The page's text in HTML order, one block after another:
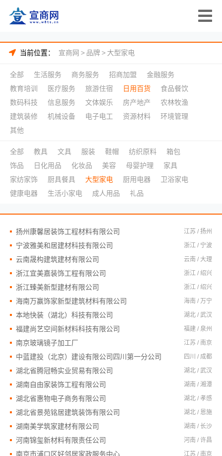
当前位置： 宣商网 > 品牌> 大型家电
全部 生活服务 商务服务 招商加盟
金融服务
教育培训
医疗服务 旅游住宿 日用百货
食品餐饮
数码科技
信息服务 文体娱乐 房产地产
农林牧渔
建筑装修
机械设备 电子电工 资源材料
环境管理
其他
全部 教具 文具 服装 鞋帽 纺织原料
箱包
饰品
日化用品 化妆品 美容 母婴护理
家具
家纺家饰
厨具餐具 大型家电 厨用电器
卫浴家电
健康电器
生活小家电 成人用品 礼品
扬州康馨居装饰工程材料有限公司 江苏 / 扬州
宁波雅美和居建材科技有限公司 浙江 / 宁波
云南晟构建筑建材有限公司 云南 / 大理
浙江宜美嘉装饰工程有限公司 浙江 / 绍兴
浙江臻美新型建材有限公司 浙江 / 绍兴
海南万赢饰家新型建筑材料有限公司 海南 / 万宁
本地快装（湖北）科技有限公司 湖北 / 武汉
福建尚艺空间新材料科技有限公司 福建 / 泉州
南京玻璃镜子加工厂 江苏 / 南京
中蓝建投（北京）建设有限公司四川第一分公司 四川 / 成都
湖北省腾冠畅实业贸易有限公司 湖北 / 武汉
湖南自由家装饰工程有限公司 湖南 / 湘潭
湖北省惠物电子商务有限公司 湖北 / 孝感
湖北省景苑铭居建筑装饰有限公司 湖北 / 恩施
湖南美学筑家建材有限公司 湖南 / 长沙
河南锦玺新材料有限责任公司 河南 / 许昌
南京市浦口区好邻居家政服务中心 江苏 / 南京